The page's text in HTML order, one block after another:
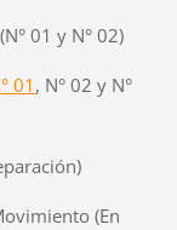
01 y N° 02)
01 , N° 02 y N°
(En